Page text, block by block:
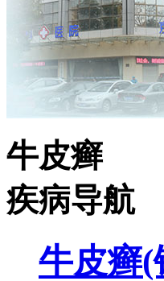
牛皮癣
疾病导航
牛皮癣(